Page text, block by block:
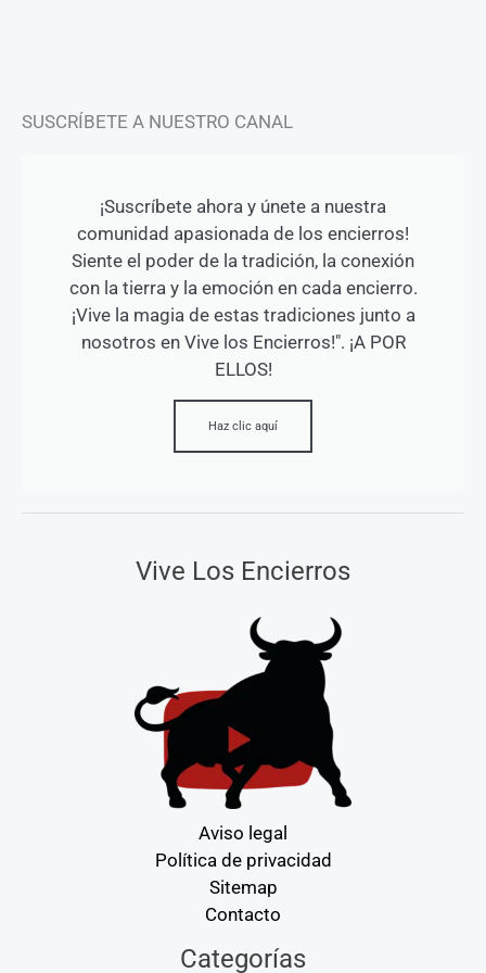
SUSCRÍBETE A NUESTRO CANAL
¡Suscríbete ahora y únete a nuestra
comunidad apasionada de los encierros!
Siente el poder de la tradición, la conexión
con la tierra y la emoción en cada encierro.
¡Vive la magia de estas tradiciones junto a
nosotros en Vive los Encierros!". ¡A POR
ELLOS!
Haz clic aquí
Vive Los Encierros
Aviso legal
Política de privacidad
Sitemap
Contacto
Categorías